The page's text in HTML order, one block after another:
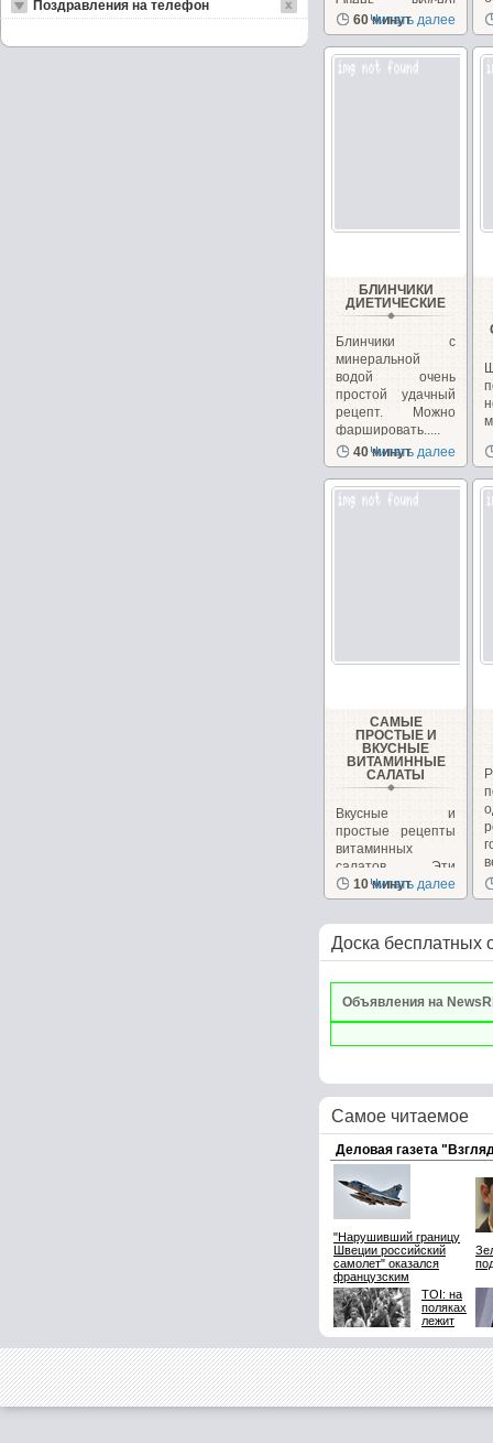
Необычно, на
сайте...
60 минут
Читать далее
БЛИНЧИКИ
ДИЕТИЧЕСКИЕ
Блинчики с
минеральной
водой очень
простой удачный
рецепт. Можно
фаршировать.....
40 минут
Читать далее
САМЫЕ
ПРОСТЫЕ И
ВКУСНЫЕ
ВИТАМИННЫЕ
САЛАТЫ
Вкусные и
простые рецепты
витаминных
салатов. Эти
салаты очень
вкусные сами...
10 минут
Читать далее
Доска бесплатных
Объявления на
Самое читаемое
Поздравления на телефон